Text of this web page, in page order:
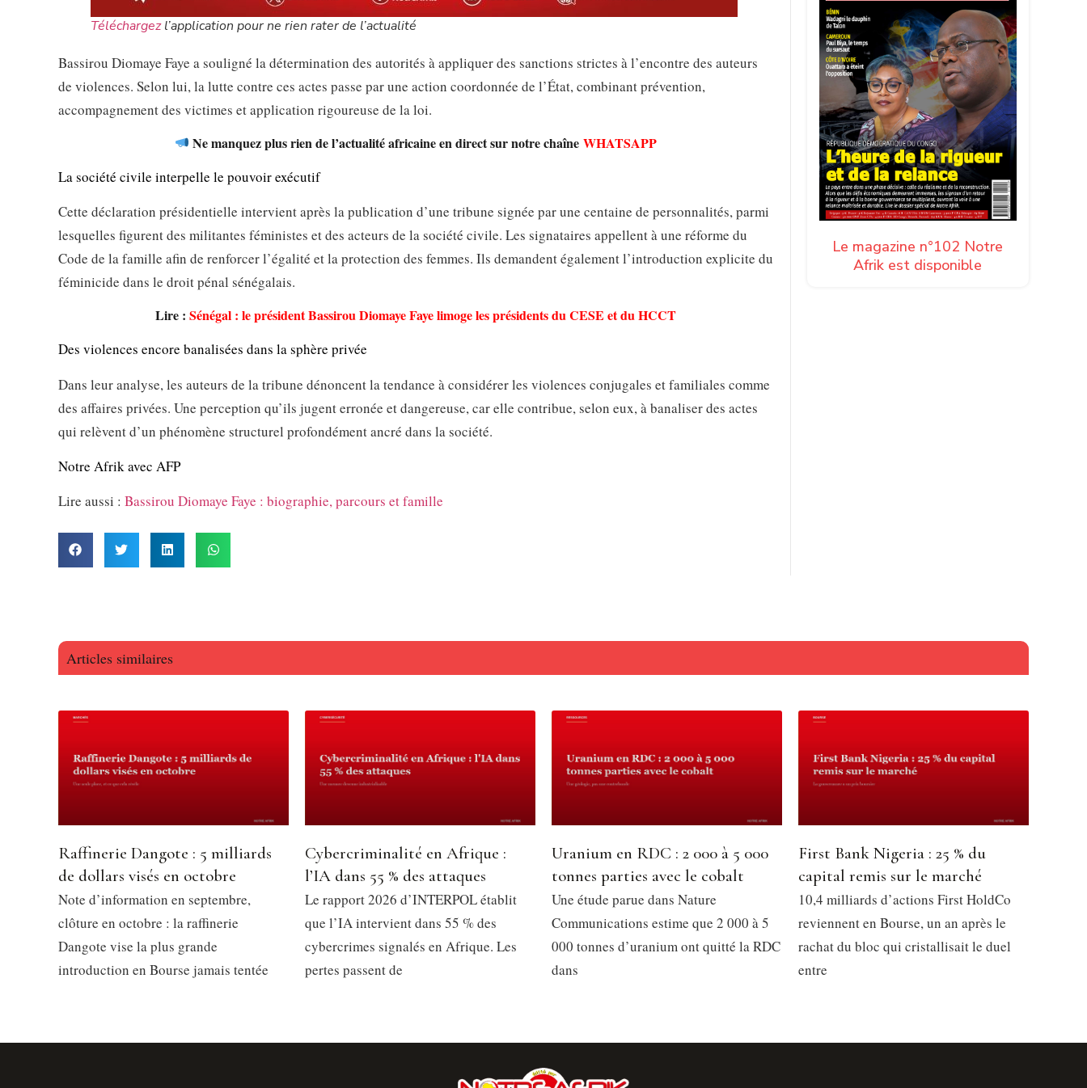
Téléchargezl’application pour ne rien rater de l’actualité
Bassirou Diomaye Faye a souligné la détermination des autorités à appliquer des sanctions strictes à l’encontre des auteurs
de violences. Selon lui, la lutte contre ces actes passe par une action coordonnée de l’État, combinant prévention,
accompagnement des victimes et application rigoureuse de la loi.
Ne manquez plus rien de l’actualité africaine en direct sur notre chaîneWHATSAPP
La société civile interpelle le pouvoir exécutif
Cette déclaration présidentielle intervient après la publication d’une tribune signée par une centaine de personnalités, parmi
lesquelles figurent des militantes féministes et des acteurs de la société civile. Les signataires appellent à une réforme du
Code de la famille afin de renforcer l’égalité et la protection des femmes. Ils demandent également l’introduction explicite du
féminicide dans le droit pénal sénégalais.
Lire :Sénégal : le président Bassirou Diomaye Faye limoge les présidents du CESE et du HCCT
Des violences encore banalisées dans la sphère privée
Dans leur analyse, les auteurs de la tribune dénoncent la tendance à considérer les violences conjugales et familiales comme
des affaires privées. Une perception qu’ils jugent erronée et dangereuse, car elle contribue, selon eux, à banaliser des actes
qui relèvent d’un phénomène structurel profondément ancré dans la société.
Notre Afrik avec AFP
Lire aussi : Bassirou Diomaye Faye : biographie, parcours et famille
Le magazine n°102 Notre
Afrik est disponible
Articles similaires
Raffinerie Dangote : 5 milliards
de dollars visés en octobre
Note d’information en septembre,
clôture en octobre : la raffinerie
Dangote vise la plus grande
introduction en Bourse jamais tentée
Cybercriminalité en Afrique :
l’IA dans 55 % des attaques
Le rapport 2026 d’INTERPOL établit
que l’IA intervient dans 55 % des
cybercrimes signalés en Afrique. Les
pertes passent de
Uranium en RDC : 2 000 à 5 000
tonnes parties avec le cobalt
Une étude parue dans Nature
Communications estime que 2 000 à 5
000 tonnes d’uranium ont quitté la RDC
dans
First Bank Nigeria : 25 % du
capital remis sur le marché
10,4 milliards d’actions First HoldCo
reviennent en Bourse, un an après le
rachat du bloc qui cristallisait le duel
entre